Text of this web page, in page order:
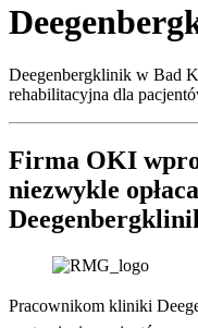
Deegenbergklinik w Bad
rehabilitacyjna dla
Firma OKI
niezwykle
Pracownikom kliniki